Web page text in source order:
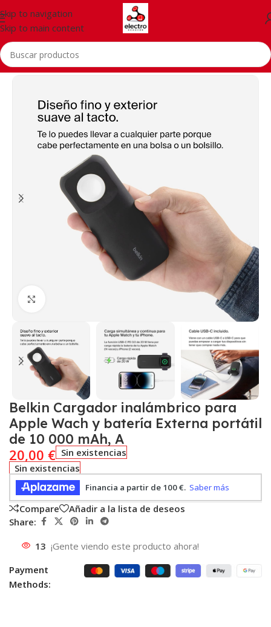
Skip to navigation
Skip to main content
Inicio/Accessorios/PowerBank
Belkin Cargador inalámbrico para
Apple Wach y batería Externa portátil
de 10 000 mAh, A
20,00 € Sin existencias
Sin existencias
Compare
Añadir a la lista de deseos
Share:
13 ¡Gente viendo este producto ahora!
Payment
Methods: